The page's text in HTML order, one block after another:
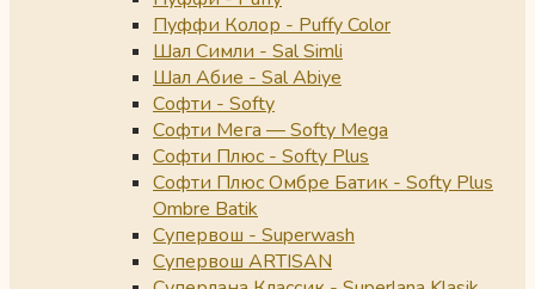
Пуффи Колор - Puffy Color
Шал Симли - Sal Simli
Шал Абие - Sal Abiye
Софти - Softy
Софти Мега — Softy Mega
Софти Плюс - Softy Plus
Софти Плюс Омбре Батик - Softy Plus
Ombre Batik
Супервош - Superwash
Супервош ARTISAN